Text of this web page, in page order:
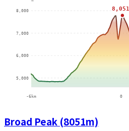
Broad Peak (8051m)